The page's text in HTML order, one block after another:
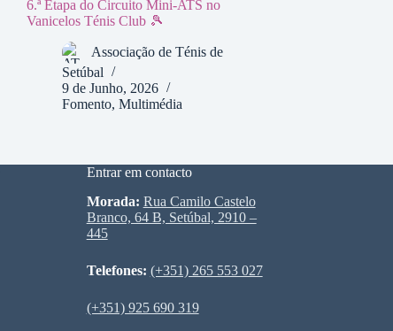
6.ª Etapa do Circuito Mini-ATS no
Vanicelos Ténis Club 🎾
Associação de Ténis de
Setúbal
9 de Junho, 2026
Fomento, Multimédia
Entrar em contacto
Morada: Rua Camilo Castelo
Branco, 64 B, Setúbal, 2910 –
445
Telefones: (+351) 265 553 027
(+351) 925 690 319